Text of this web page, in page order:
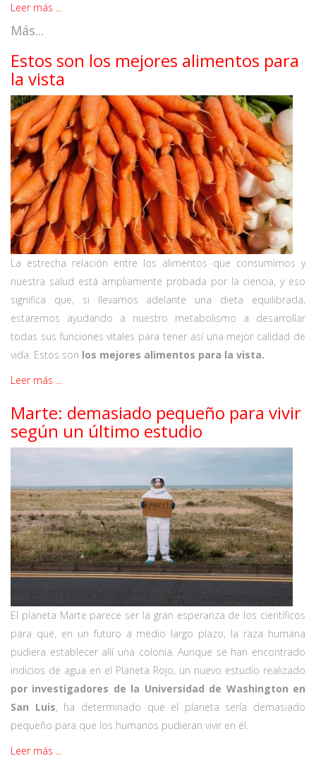
Leer más ...
Más...
Estos son los mejores alimentos para
la vista
La estrecha relación entre los alimentos que consumimos y
nuestra salud está ampliamente probada por la ciencia, y eso
significa que, si llevamos adelante una dieta equilibrada,
estaremos ayudando a nuestro metabolismo a desarrollar
todas sus funciones vitales para tener así una mejor calidad de
vida. Estos son los mejores alimentos para la vista.
Leer más ...
Marte: demasiado pequeño para vivir
según un último estudio
El planeta Marte parece ser la gran esperanza de los científicos
para que, en un futuro a medio largo plazo, la raza humana
pudiera establecer allí una colonia. Aunque se han encontrado
indicios de agua en el Planeta Rojo, un nuevo estudio realizado
por investigadores de la Universidad de Washington en
San Luis, ha determinado que el planeta sería demasiado
pequeño para que los humanos pudieran vivir en él.
Leer más ...